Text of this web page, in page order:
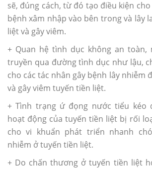
sẽ, đúng cách, từ đó tạo điều kiện
bệnh xâm nhập vào bên trong và lây
liệt và gây viêm.
+ Quan hệ tình dục không an toàn,
truyền qua đường tình dục như lậu,
cho các tác nhân gây bệnh lây nhiễm
và gây viêm tuyến tiền liệt.
+ Tình trạng ứ đọng nước tiểu kéo
hoạt động của tuyến tiền liệt bị rối
cho vi khuẩn phát triển nhanh
nhiễm ở tuyến tiền liệt.
+ Do chấn thương ở tuyến tiền liệt